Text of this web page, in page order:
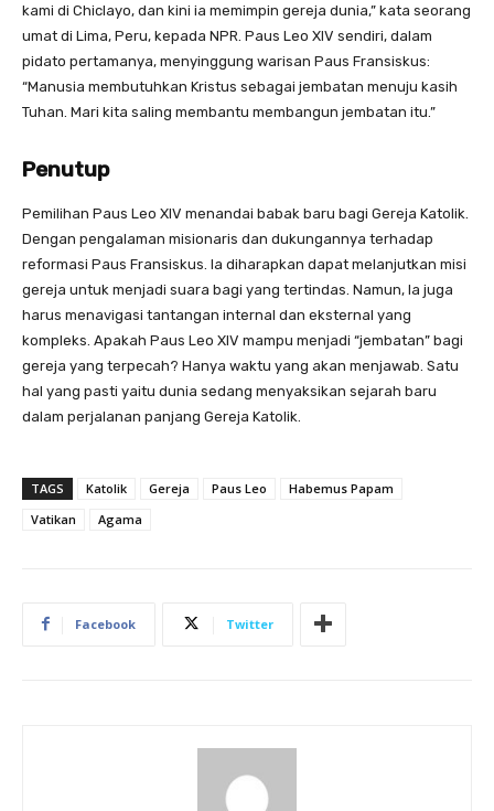
kami di Chiclayo, dan kini ia memimpin gereja dunia,” kata seorang
umat di Lima, Peru, kepada NPR. Paus Leo XIV sendiri, dalam
pidato pertamanya, menyinggung warisan Paus Fransiskus:
“Manusia membutuhkan Kristus sebagai jembatan menuju kasih
Tuhan. Mari kita saling membantu membangun jembatan itu.”
Penutup
Pemilihan Paus Leo XIV menandai babak baru bagi Gereja Katolik.
Dengan pengalaman misionaris dan dukungannya terhadap
reformasi Paus Fransiskus. Ia diharapkan dapat melanjutkan misi
gereja untuk menjadi suara bagi yang tertindas. Namun, Ia juga
harus menavigasi tantangan internal dan eksternal yang
kompleks. Apakah Paus Leo XIV mampu menjadi “jembatan” bagi
gereja yang terpecah? Hanya waktu yang akan menjawab. Satu
hal yang pasti yaitu dunia sedang menyaksikan sejarah baru
dalam perjalanan panjang Gereja Katolik.
TAGS Katolik Gereja Paus Leo
Habemus Papam
Vatikan
Agama
Facebook Twitter